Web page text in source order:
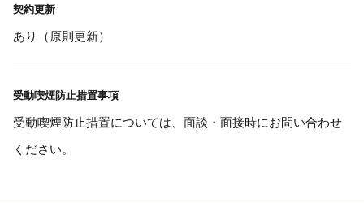
契約更新
あり（原則更新）
受動喫煙防止措置事項
受動喫煙防止措置については、面談・面接時にお問い合わせ
ください。